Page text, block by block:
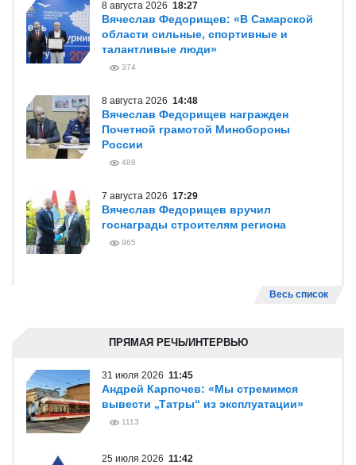
8 августа 2026 18:27
Вячеслав Федорищев: «В Самарской
области сильные, спортивные и
талантливые люди»
374
8 августа 2026 14:48
Вячеслав Федорищев награжден
Почетной грамотой Минобороны
России
488
7 августа 2026 17:29
Вячеслав Федорищев вручил
госнаграды строителям региона
965
Весь список
ПРЯМАЯ РЕЧЬ/ИНТЕРВЬЮ
31 июля 2026 11:45
Андрей Карпочев: «Мы стремимся
вывести „Татры“ из эксплуатации»
1113
25 июля 2026 11:42